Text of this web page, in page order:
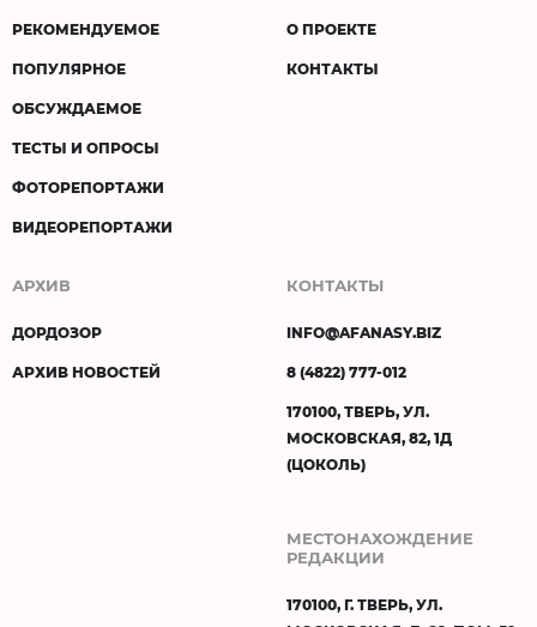
РЕКОМЕНДУЕМОЕ
ПОПУЛЯРНОЕ
ОБСУЖДАЕМОЕ
ТЕСТЫ И ОПРОСЫ
ФОТОРЕПОРТАЖИ
ВИДЕОРЕПОРТАЖИ
О ПРОЕКТЕ
КОНТАКТЫ
АРХИВ
ДОРДОЗОР
АРХИВ НОВОСТЕЙ
КОНТАКТЫ
INFO@AFANASY.BIZ
8 (4822) 777-012
170100, ТВЕРЬ, УЛ.
МОСКОВСКАЯ, 82, 1Д
(ЦОКОЛЬ)
МЕСТОНАХОЖДЕНИЕ
РЕДАКЦИИ
170100, Г. ТВЕРЬ, УЛ.